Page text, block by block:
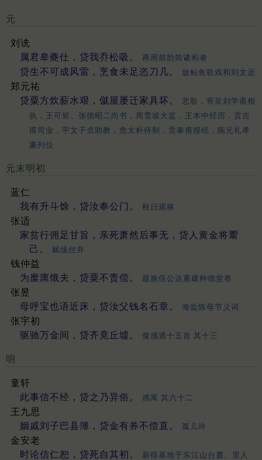
元
刘诜
属君皋夔仕，贷我乔松吸。
再用前韵简诸和者
贷生不可成风雷，烹食未足恣刀几。 放鲇鱼歌戏和刘文远
郑元祐
贷粟方炊薪水艰，僦屋屡迁家具坏。
悲歌，寄呈刘学斋相
执，王可矩、张德昭二尚书，周雪坡大监，王本中经历，贡吉
甫司业，宇文子贞助教，危太朴待制，贡泰甫授经，陈元礼孝
廉列位
元末明初
蓝仁
我有升斗馀，贷汝奉公门。
秋日观稼
张适
家贫行佣足甘旨，亲死萧然后事无，贷人黄金将鬻
己。
赋缲丝井
钱仲益
为糜廪饿夫，贷粟不责偿。
题族侄公达重建种德堂卷
张昱
母呼宝也语近床，贷汝父钱名石章。
海盐陈母节义词
张宇初
驱驰万金间，贷齐竟丘墟。
儗感遇十五首 其十三
明
童轩
此事信不经，贷之乃异俗。
感寓 其六十二
王九思
姻戚刘子巴县簿，贷金有券不偿直。
孤儿吟
金安老
时论信仁恕，贷死自其初。
新得基地于东江山台麓。里人